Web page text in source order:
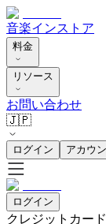
音楽インストア
料金
リソース
お問い合わせ
🇯🇵
ログイン アカウ
ログイン
クレジットカー